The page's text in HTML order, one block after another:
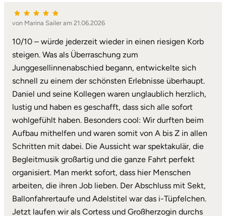
von Marina Sailer am 21.06.2026
10/10 – würde jederzeit wieder in einen riesigen Korb
steigen. Was als Überraschung zum
Junggesellinnenabschied begann, entwickelte sich
schnell zu einem der schönsten Erlebnisse überhaupt.
Daniel und seine Kollegen waren unglaublich herzlich,
lustig und haben es geschafft, dass sich alle sofort
wohlgefühlt haben. Besonders cool: Wir durften beim
Aufbau mithelfen und waren somit von A bis Z in allen
Schritten mit dabei. Die Aussicht war spektakulär, die
Begleitmusik großartig und die ganze Fahrt perfekt
organisiert. Man merkt sofort, dass hier Menschen
arbeiten, die ihren Job lieben. Der Abschluss mit Sekt,
Ballonfahrertaufe und Adelstitel war das i-Tüpfelchen.
Jetzt laufen wir als Cortess und Großherzogin durchs
Kronach
Kulmbach
Köln
Landkreis Rostock
Landshut
Langenselbold
Leipzig